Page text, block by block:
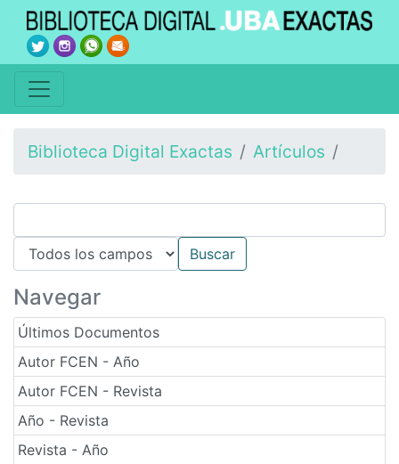
Biblioteca Digital Exactas Artículos
Navegar
Últimos Documentos
Autor FCEN - Año
Autor FCEN - Revista
Año - Revista
Revista - Año